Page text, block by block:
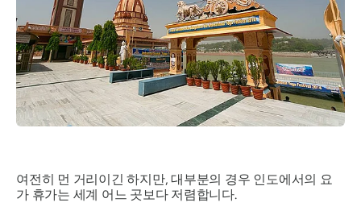
여전히 먼 거리이긴 하지만, 대부분의 경우 인도에서의 요
가 휴가는 세계 어느 곳보다 저렴합니다.